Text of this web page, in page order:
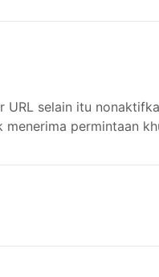
URL selain itu
permintaan